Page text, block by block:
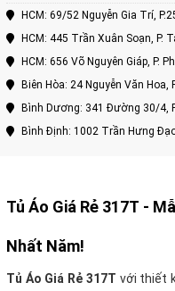
HCM: 69/52 Nguyễn Gia Trí,
HCM: 445 Trần Xuân Soạn, P.
HCM: 656 Võ Nguyên Giáp, P.
Biên Hòa: 24 Nguyễn Văn Hoa,
Bình Dương: 341 Đường 30/4,
Bình Định: 1002 Trần Hưng
Tủ Áo Giá Rẻ 317T -
Nhất Năm!
Tủ Áo Giá Rẻ 317T với thiết